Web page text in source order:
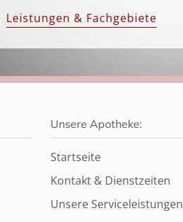
Leistungen & Fachgebiete
Unsere Apotheke:
Startseite
Kontakt & Dienstzeiten
Unsere Serviceleistungen